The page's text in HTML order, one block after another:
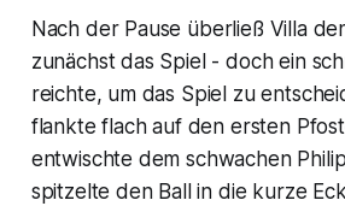
Nach der Pause überließ Villa
zunächst das Spiel - doch ein
reichte, um das Spiel zu
flankte flach auf den ersten
entwischte dem schwachen
spitzelte den Ball in die kurze